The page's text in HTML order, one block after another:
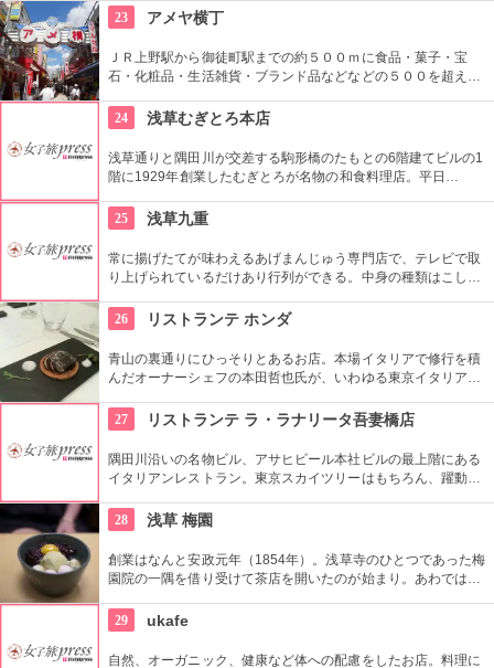
ー。
23 アメヤ横丁
ＪＲ上野駅から御徒町駅までの約５００ｍに食品・菓子・宝
石・化粧品・生活雑貨・ブランド品などなどの５００を超える
叩き売りがある。
24 浅草むぎとろ本店
浅草通りと隅田川が交差する駒形橋のたもとの6階建てビルの1
階に1929年創業したむぎとろが名物の和食料理店。平日
れ」はバイキング形式のおすすめランチ。むぎとろと日替わり
のおかず２品と味噌汁がお替わり自由で1,000円！
25 浅草九重
常に揚げたてが味わえるあげまんじゅう専門店で、テレビで取
り上げられているだけあり行列ができる。中身の種類はこし
26
リストランテ ホンダ
青山の裏通りにひっそりとあるお店。本場イタリアで修行を積
んだオーナーシェフの本田哲也氏が、いわゆる東京イタリアン
ュランの一つ星を獲得しているというのも納得。イタリアやフ
ランスの食材とともに、国内の新鮮な素材も吟味し、旬な味を
届けます。
27 リストランテ ラ・ラナリータ吾妻橋店
隅田川沿いの名物ビル、アサヒビール本社ビルの最上階にある
イタリアンレストラン。東京スカイツリーはもちろん、躍動す
も素敵なごちそう。そして、料理も本格派のイタリアンで、目
も舌も同時に大満足。世界のワインも豊富に揃っています。
28 浅草 梅園
創業はなんと安政元年（1854年）。浅草寺のひとつであった梅
園院の一隅を借り受けて茶店を開いたのが始まり。あわではな
わらぬ人気を誇る老舗ご自慢の逸品。
29 ukafe
自然、オーガニック、健康など体への配慮をしたお店。料理に